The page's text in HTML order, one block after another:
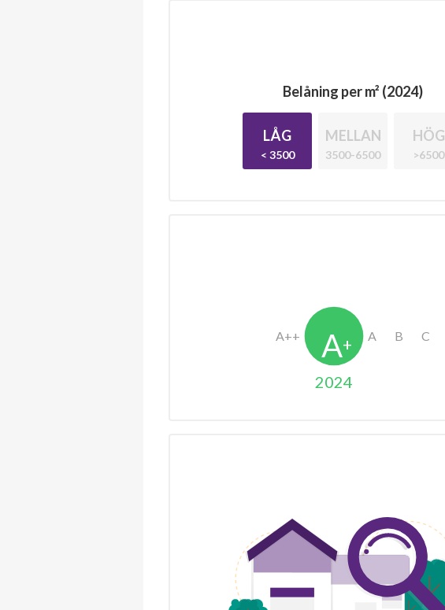
Belåning per m² (2024)
LÅG
< 3500
MELLAN
3500-6500
HÖG
>6500
2024